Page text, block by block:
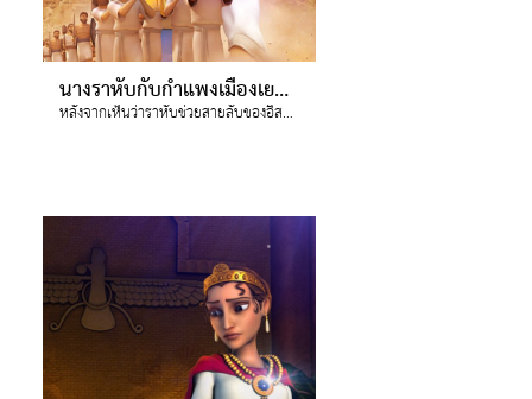
นางราหับกับกำแพงเมืองเยรีโค
หลังจากเห็นว่าราหับช่วยสายลับของอิสราเอลอย่างไรบ้าง จอยเรียนรู้ว่าคนที่ดูเหมือนเป็นศัตรูก็สามารถเป็นเพื่อนและมีสิ่งที่ช่วยเหลือกันได้